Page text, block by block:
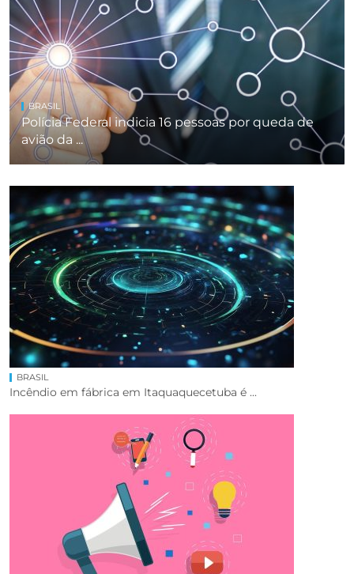
BRASIL
Polícia Federal indicia 16 pessoas por queda de
avião da ...
BRASIL
Incêndio em fábrica em Itaquaquecetuba é ...